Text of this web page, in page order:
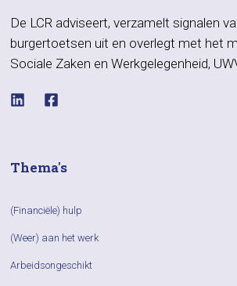
De LCR adviseert, verzamelt signalen
burgertoetsen uit en overlegt met het
Sociale Zaken en Werkgelegenheid,
Thema's
(Financiële) hulp
(Weer) aan het werk
Arbeidsongeschikt